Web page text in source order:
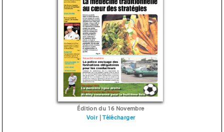
Édition du 16 Novembre
Voir|Télécharger